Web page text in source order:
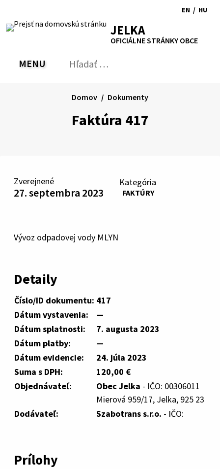
obsah
RSS MapaTlačiť
Zvýšiť
kontrast
písmapísma
EN
to
/ HU
JELKA
OFICIÁLNE STRÁNKY OBCE
PREPNÚŤ
MENU Hľadať:
Faktúra 417
Domov Dokumenty
Zverejnené
27. septembra 2023
Kategória
FAKTÚRY
Vývoz odpadovej vody MLYN
Detaily
Číslo/ID dokumentu: 417
Dátum vystavenia:
—
Dátum splatnosti:
7. augusta 2023
Dátum platby:
—
Dátum evidencie:
24. júla 2023
Suma s DPH:
120,00 €
Objednávateľ:
Obec Jelka - IČO: 00306011
Mierová 959/17, Jelka, 925 23
Dodávateľ:
Szabotrans s.r.o. - IČO:
Prílohy